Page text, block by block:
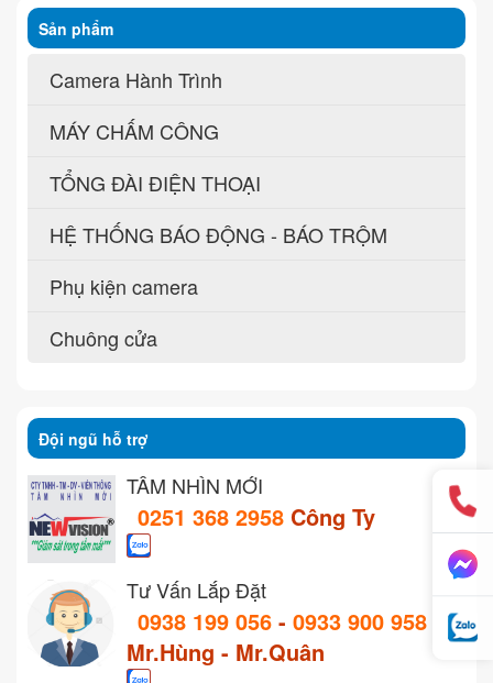
Sản phẩm
Camera Hành Trình
MÁY CHẤM CÔNG
TỔNG ĐÀI ĐIỆN THOẠI
HỆ THỐNG BÁO ĐỘNG - BÁO TRỘM
Phụ kiện camera
Chuông cửa
Đội ngũ hỗ trợ
TẦM NHÌN MỚI
0251 368 2958 Công Ty
Tư Vấn Lắp Đặt
0938 199 056 - 0933 900 958
Mr.Hùng - Mr.Quân